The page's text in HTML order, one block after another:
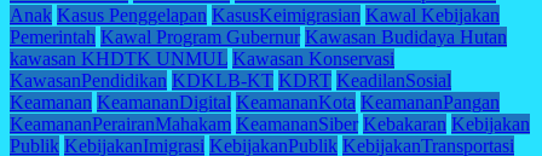
Anak Kasus Penggelapan KasusKeimigrasian Kawal Kebijakan
Pemerintah Kawal Program Gubernur Kawasan Budidaya Hutan
kawasan KHDTK UNMUL Kawasan Konservasi
KawasanPendidikan KDKLB-KT KDRT KeadilanSosial
Keamanan KeamananDigital KeamananKota KeamananPangan
KeamananPerairanMahakam KeamananSiber Kebakaran Kebijakan
Publik KebijakanImigrasi KebijakanPublik KebijakanTransportasi